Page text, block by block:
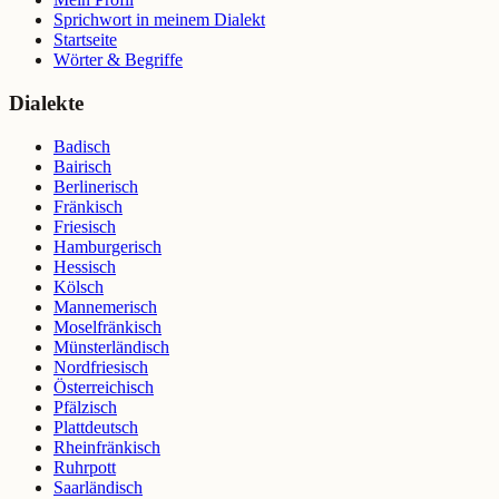
Sprichwort in meinem Dialekt
Startseite
Wörter & Begriffe
Dialekte
Badisch
Bairisch
Berlinerisch
Fränkisch
Friesisch
Hamburgerisch
Hessisch
Kölsch
Mannemerisch
Moselfränkisch
Münsterländisch
Nordfriesisch
Österreichisch
Pfälzisch
Plattdeutsch
Rheinfränkisch
Ruhrpott
Saarländisch